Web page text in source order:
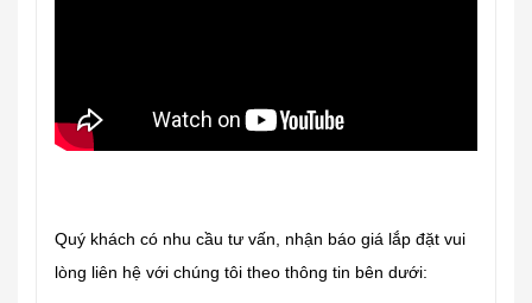
Quý khách có nhu cầu tư vấn, nhận báo giá lắp đặt vui
lòng liên hệ với chúng tôi theo thông tin bên dưới: